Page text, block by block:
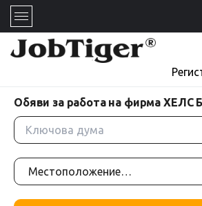
Обяви за работа на фирма